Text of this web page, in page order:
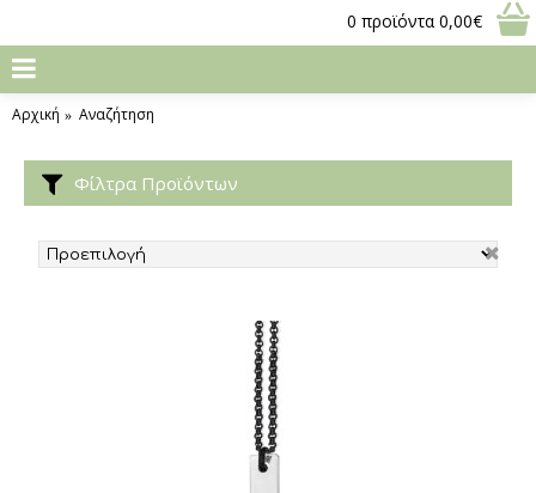
0 προϊόντα 0,00€
Αρχική Αναζήτηση
Φίλτρα Προϊόντων